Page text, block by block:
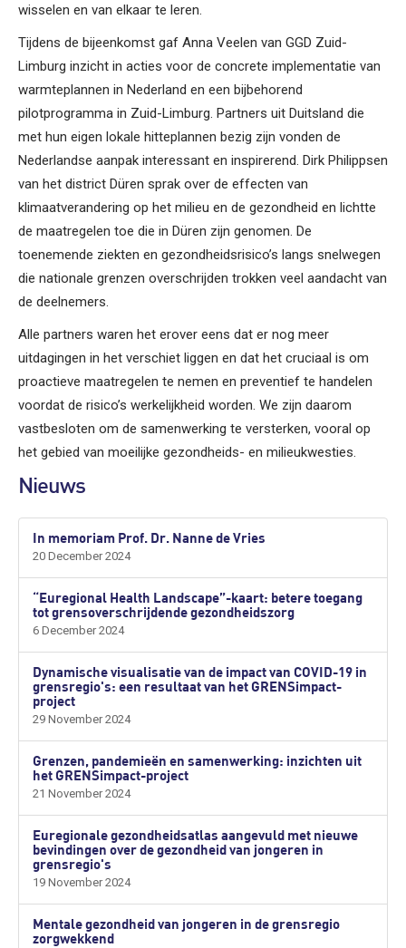
wisselen en van elkaar te leren.
Tijdens de bijeenkomst gaf Anna Veelen van GGD Zuid-
Limburg inzicht in acties voor de concrete implementatie van
warmteplannen in Nederland en een bijbehorend
pilotprogramma in Zuid-Limburg. Partners uit Duitsland die
met hun eigen lokale hitteplannen bezig zijn vonden de
Nederlandse aanpak interessant en inspirerend. Dirk Philippsen
van het district Düren sprak over de effecten van
klimaatverandering op het milieu en de gezondheid en lichtte
de maatregelen toe die in Düren zijn genomen. De
toenemende ziekten en gezondheidsrisico’s langs snelwegen
die nationale grenzen overschrijden trokken veel aandacht van
de deelnemers.
Alle partners waren het erover eens dat er nog meer
uitdagingen in het verschiet liggen en dat het cruciaal is om
proactieve maatregelen te nemen en preventief te handelen
voordat de risico’s werkelijkheid worden. We zijn daarom
vastbesloten om de samenwerking te versterken, vooral op
het gebied van moeilijke gezondheids- en milieukwesties.
Nieuws
In memoriam Prof. Dr. Nanne de Vries
20 December 2024
“Euregional Health Landscape”-kaart: betere toegang
tot grensoverschrijdende gezondheidszorg
6 December 2024
Dynamische visualisatie van de impact van COVID-19 in
grensregio's: een resultaat van het GRENSimpact-
project
29 November 2024
Grenzen, pandemieën en samenwerking: inzichten uit
het GRENSimpact-project
21 November 2024
Euregionale gezondheidsatlas aangevuld met nieuwe
bevindingen over de gezondheid van jongeren in
grensregio's
19 November 2024
Mentale gezondheid van jongeren in de grensregio
zorgwekkend